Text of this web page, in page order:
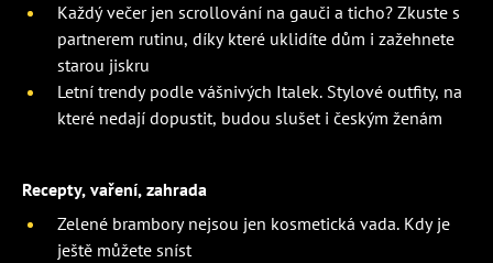
Každý večer jen scrollování na gauči a ticho? Zkuste s
partnerem rutinu, díky které uklidíte dům i zažehnete
starou jiskru
Letní trendy podle vášnivých Italek. Stylové outfity, na
které nedají dopustit, budou slušet i českým ženám
Recepty, vaření, zahrada
Zelené brambory nejsou jen kosmetická vada. Kdy je
ještě můžete sníst